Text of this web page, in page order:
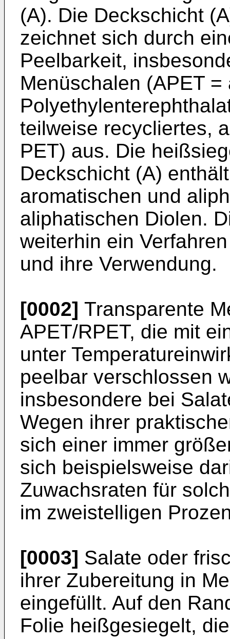
(A). Die Deckschicht
zeichnet sich durch
Peelbarkeit,
Menüschalen (APET
teilweise recycliertes,
PET) aus. Die
Deckschicht (A)
aromatischen und
aliphatischen Diolen.
weiterhin ein
und ihre Verwendung.
[0002] Transparente
APET/RPET, die mit
unter
peelbar verschlossen
insbesondere bei
Wegen ihrer
sich einer immer
sich beispielsweise
Zuwachsraten für
im zweistelligen
[0003] Salate oder
ihrer Zubereitung in
eingefüllt. Auf den
Folie heißgesiegelt,